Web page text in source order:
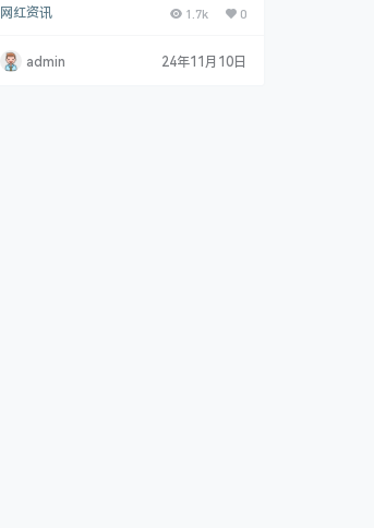
书”角色，以精致的妆容和性感.
网红资讯 1.7k 0
admin 24年11月10日